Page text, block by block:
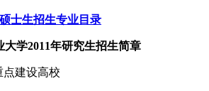
士生招生专业目录
大学2011年研究生招生简章
建设高校